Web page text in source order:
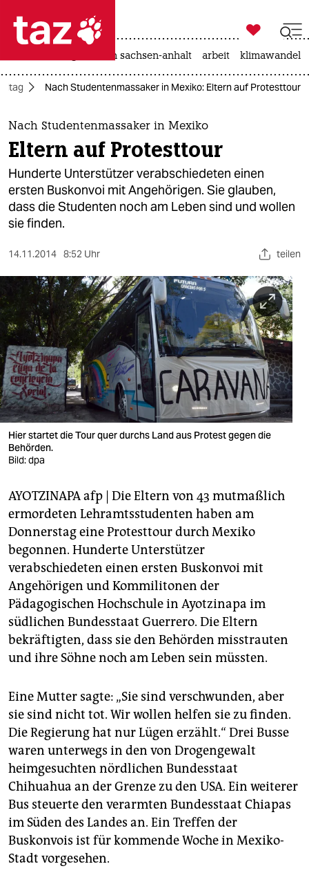
 taz zahl ich
taz zahl ich
themen
politik
öko
gesellschaft
kultur
sport
berlin
nord
wahrheit
verlag
verlag
veranstaltungen
fragen & hilfe
unterstützen
abo
genossenschaft
epaper login

taz zahl ich
landtagswahl in sachsen-anhalt arbeit klimawandel
Nach Studentenmassaker in Mexiko: Eltern auf Protesttour
Nach Studentenmassaker in Mexiko
Eltern auf Protesttour
Hunderte Unterstützer verabschiedeten einen
ersten Buskonvoi mit Angehörigen. Sie glauben,
dass die Studenten noch am Leben sind und wollen
sie finden.
14.11.2014 8:52 Uhr teilen
Hier startet die Tour quer durchs Land aus Protest gegen die
Behörden.
Bild: dpa
AYOTZINAPA afp | Die Eltern von 43 mutmaßlich
ermordeten Lehramtsstudenten haben am
Donnerstag eine Protesttour durch Mexiko
begonnen. Hunderte Unterstützer
verabschiedeten einen ersten Buskonvoi mit
Angehörigen und Kommilitonen der
Pädagogischen Hochschule in Ayotzinapa im
südlichen Bundesstaat Guerrero. Die Eltern
bekräftigten, dass sie den Behörden misstrauten
und ihre Söhne noch am Leben sein müssten.
Eine Mutter sagte: „Sie sind verschwunden, aber
sie sind nicht tot. Wir wollen helfen sie zu finden.
Die Regierung hat nur Lügen erzählt.“ Drei Busse
waren unterwegs in den von Drogengewalt
heimgesuchten nördlichen Bundesstaat
Chihuahua an der Grenze zu den USA. Ein weiterer
Bus steuerte den verarmten Bundesstaat Chiapas
im Süden des Landes an. Ein Treffen der
Buskonvois ist für kommende Woche in Mexiko-
Stadt vorgesehen.